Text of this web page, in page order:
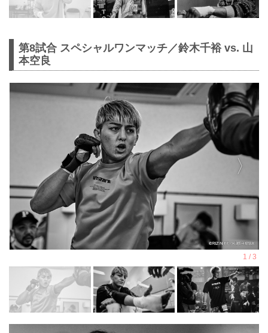
第8試合 スペシャルワンマッチ／鈴木千裕 vs. 山
本空良